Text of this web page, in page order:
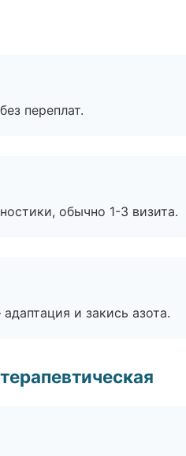
переплат.
обычно 1-3 визита.
и закись азота.